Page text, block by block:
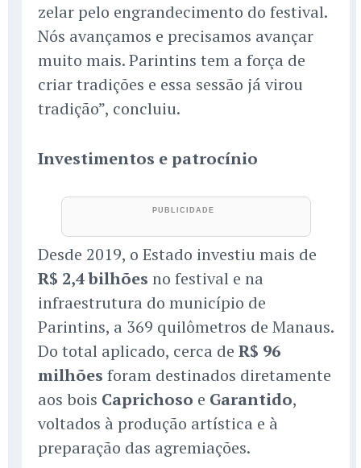
zelar pelo engrandecimento do festival.
Nós avançamos e precisamos avançar
muito mais. Parintins tem a força de
criar tradições e essa sessão já virou
tradição”, concluiu.
Investimentos e patrocínio
Desde 2019, o Estado investiu mais de
R$ 2,4 bilhões no festival e na
infraestrutura do município de
Parintins, a 369 quilômetros de Manaus.
Do total aplicado, cerca de R$ 96
milhões foram destinados diretamente
aos bois Caprichoso e Garantido,
voltados à produção artística e à
preparação das agremiações.